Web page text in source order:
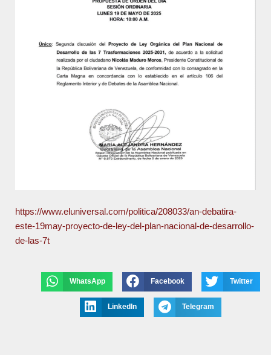
https://www.eluniversal.com/politica/208033/an-debatira-
este-19may-proyecto-de-ley-del-plan-nacional-de-desarrollo-
de-las-7t
WhatsApp Facebook Twitter
LinkedIn Telegram